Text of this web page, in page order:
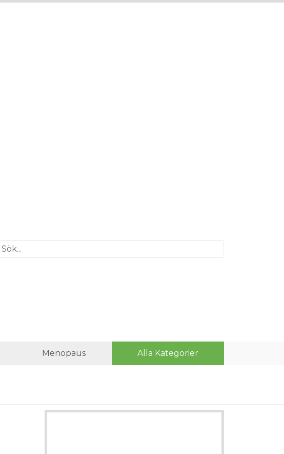
Menopaus Alla Kategorier